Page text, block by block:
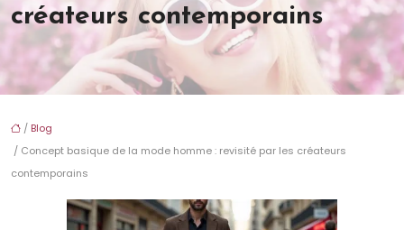
créateurs contemporains
/ Blog
/ Concept basique de la mode homme : revisité par les créateurs
contemporains